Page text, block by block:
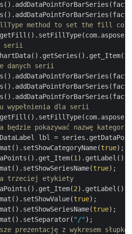
method to set the fill
serii
1
danych serii
wypełnienia dla serii
pokazywać nazwę kategorii
lbl =
true);
1 ).getLabel();
true
trzeciej etykiety
2).getLabel();
true);
true);
"/"
prezentację z wykresem